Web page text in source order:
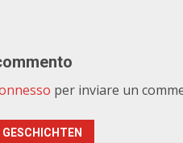
per inviare un